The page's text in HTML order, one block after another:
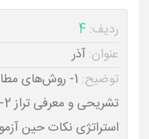
ردیف: 4
عنوان: آذر
توضیح: 1- روش‌های